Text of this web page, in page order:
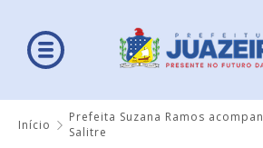
Início
Prefeita Suzana Ramos
Salitre